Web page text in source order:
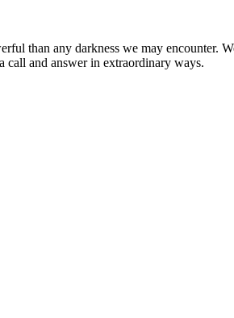
than any darkness we may encounter.
call and answer in extraordinary ways.